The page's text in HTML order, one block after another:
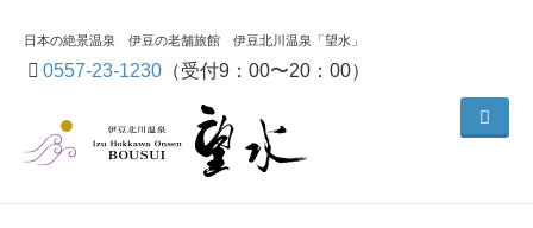
日本の絶景温泉 伊豆の老舗旅館 伊豆北川温泉「望水」
0557-23-1230 （受付9：00〜20：00）